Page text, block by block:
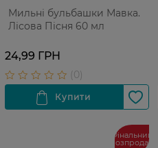
Мильні бульбашки Мавка.
Лісова Пісня 60 мл
24,99 ГРН
Фінальний
розпродаж